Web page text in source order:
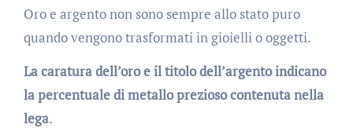
Oro e argento non sono sempre allo stato puro
quando vengono trasformati in gioielli o oggetti.
La caratura dell’oro e il titolo dell’argento indicano
la percentuale di metallo prezioso contenuta nella
lega.